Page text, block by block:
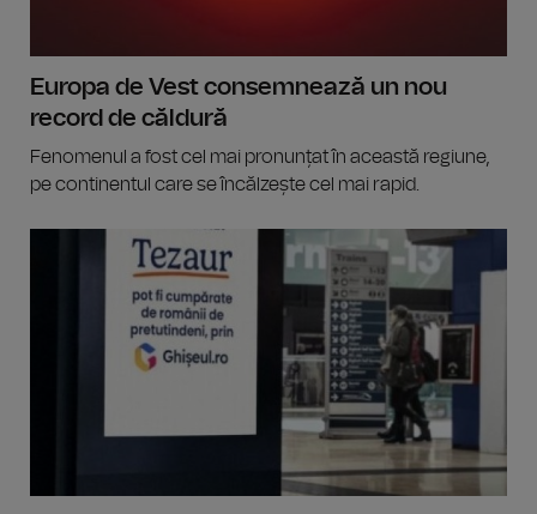
Europa de Vest consemnează un nou
record de căldură
Fenomenul a fost cel mai pronunțat în această regiune,
pe continentul care se încălzește cel mai rapid.